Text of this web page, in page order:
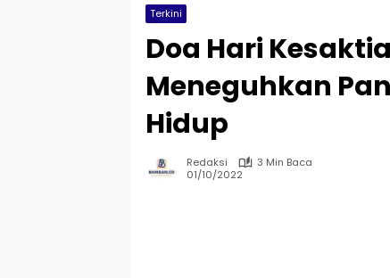
Terkini
Doa Hari
Meneguhkan
Hidup
Redaksi
3 Min Baca
01/10/2022